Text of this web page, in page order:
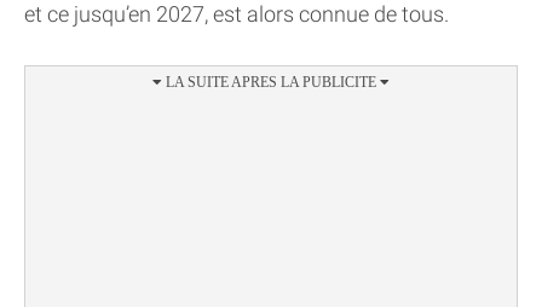
et ce jusqu’en 2027, est alors connue de tous.